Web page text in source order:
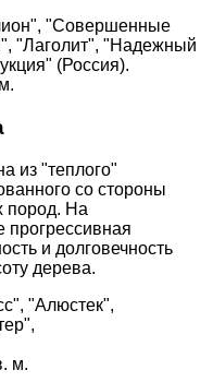
"Совершенные
"Лаголит", "Надежный
(Россия).
из "теплого"
со стороны
пород. На
прогрессивная
и долговечность
дерева.
"Алюстек",
м.